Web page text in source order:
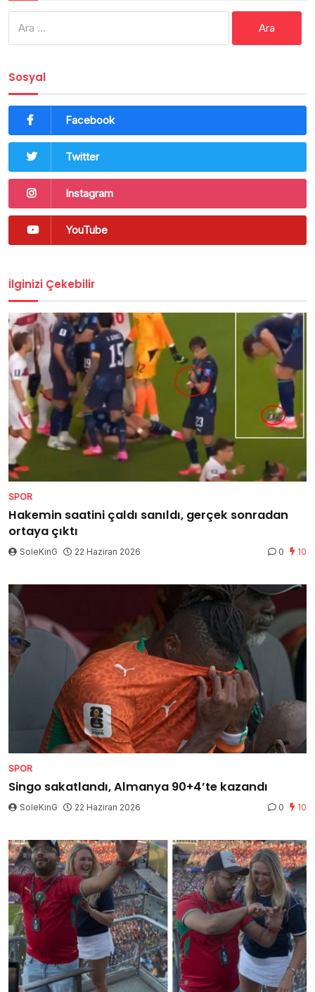
Sosyal
Facebook
Twitter
Instagram
YouTube
İlginizi Çekebilir
SPOR
Hakemin saatini çaldı sanıldı, gerçek sonradan
ortaya çıktı
SoleKinG 22 Haziran 2026 0 10
SPOR
Singo sakatlandı, Almanya 90+4’te kazandı
SoleKinG 22 Haziran 2026 0 10